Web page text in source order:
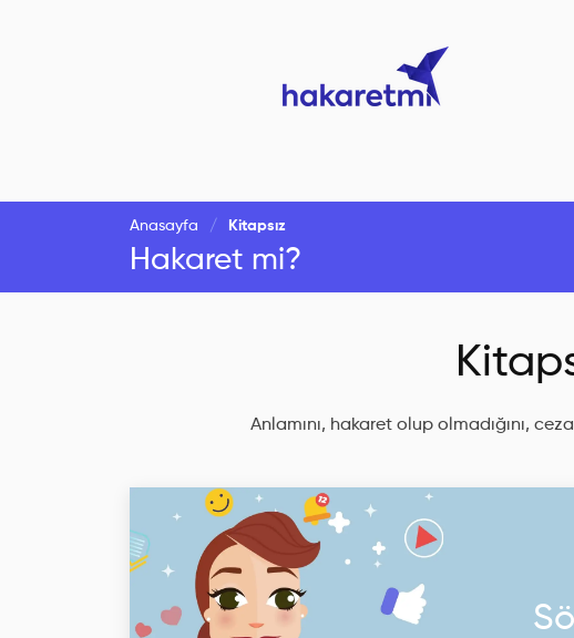
Anasayfa Kitapsız
Hakaret mi?
Anlamını, hakaret olup olmadığını,